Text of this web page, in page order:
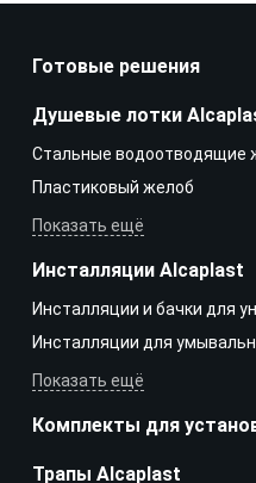
Готовые решения
Душевые лотки
Стальные водоотводящие
Пластиковый желоб
Показать ещё
Инсталляции Alcaplast
Инсталляции и бачки для
Инсталляции для
Показать ещё
Комплекты для
Трапы Alcaplast